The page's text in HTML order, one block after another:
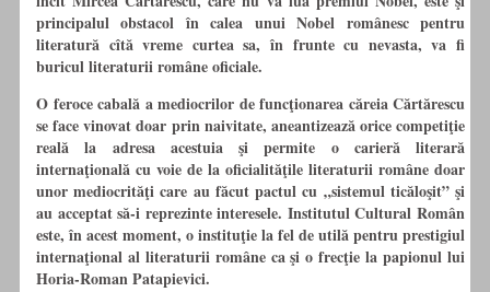
principalul obstacol în calea unui Nobel românesc pentru
literatură cîtă vreme curtea sa, în frunte cu nevasta, va fi
buricul literaturii române oficiale.
O feroce cabală a mediocrilor de funcţionarea căreia Cărtărescu
se face vinovat doar prin naivitate, aneantizează orice competiţie
reală la adresa acestuia şi permite o carieră literară
internaţională cu voie de la oficialităţile literaturii române doar
unor mediocrităţi care au făcut pactul cu „sistemul ticăloşit” şi
au acceptat să-i reprezinte interesele. Institutul Cultural Român
este, în acest moment, o instituţie la fel de utilă pentru prestigiul
internaţional al literaturii române ca şi o frecţie la papionul lui
Horia-Roman Patapievici.